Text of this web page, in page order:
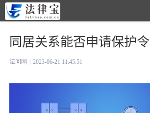
同居关系能否申请保护令
法问网 2023-06-21 11:45:51